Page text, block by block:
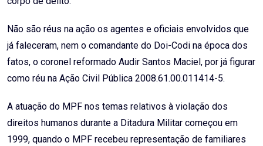
Não são réus na ação os agentes e oficiais envolvidos que
já faleceram, nem o comandante do Doi-Codi na época dos
fatos, o coronel reformado Audir Santos Maciel, por já figurar
como réu na Ação Civil Pública 2008.61.00.011414-5.
A atuação do MPF nos temas relativos à violação dos
direitos humanos durante a Ditadura Militar começou em
1999, quando o MPF recebeu representação de familiares